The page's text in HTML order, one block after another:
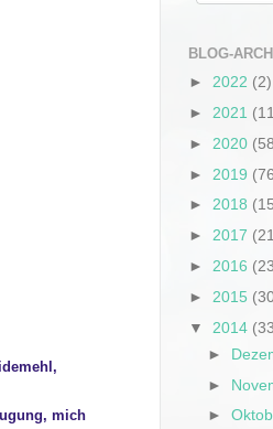
mich
BLOG-
► 2022 (2)
► 2021
► 2020
► 2019
► 2018
► 2017
► 2016
► 2015
▼ 2014
►
►
►